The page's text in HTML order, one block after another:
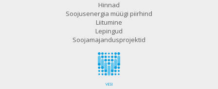
Hinnad
Soojusenergia müügi piirhind
Liitumine
Lepingud
Soojamajandusprojektid